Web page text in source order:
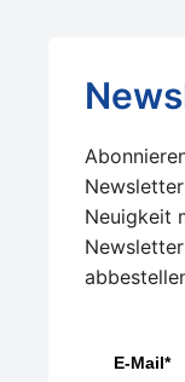
Neuigkeit
E-Mail*